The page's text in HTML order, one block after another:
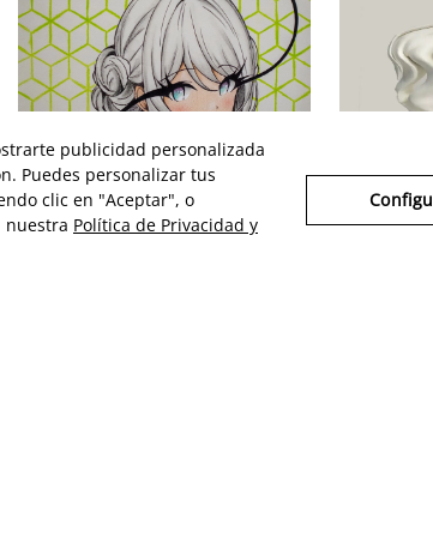
VIOLA VICTOR
publicidad personalizada
Puedes personalizar tus
clic en "Aceptar", o
nuestra Política de Privacidad y